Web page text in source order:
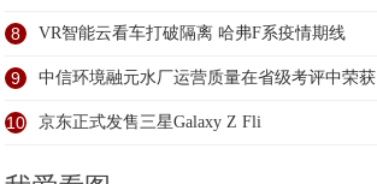
8 VR智能云看车打破隔离 哈弗F系疫情期线
9 中信环境融元水厂运营质量在省级考评中荣获
10 京东正式发售三星Galaxy Z Fli